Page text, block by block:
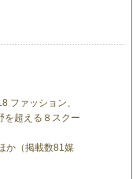
ファッション、
を超える８スクー
か（掲載数81媒